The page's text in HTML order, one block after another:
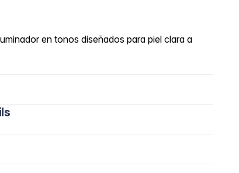
en tonos diseñados para piel clara a
Estearoil Estearato, Dimeticona,